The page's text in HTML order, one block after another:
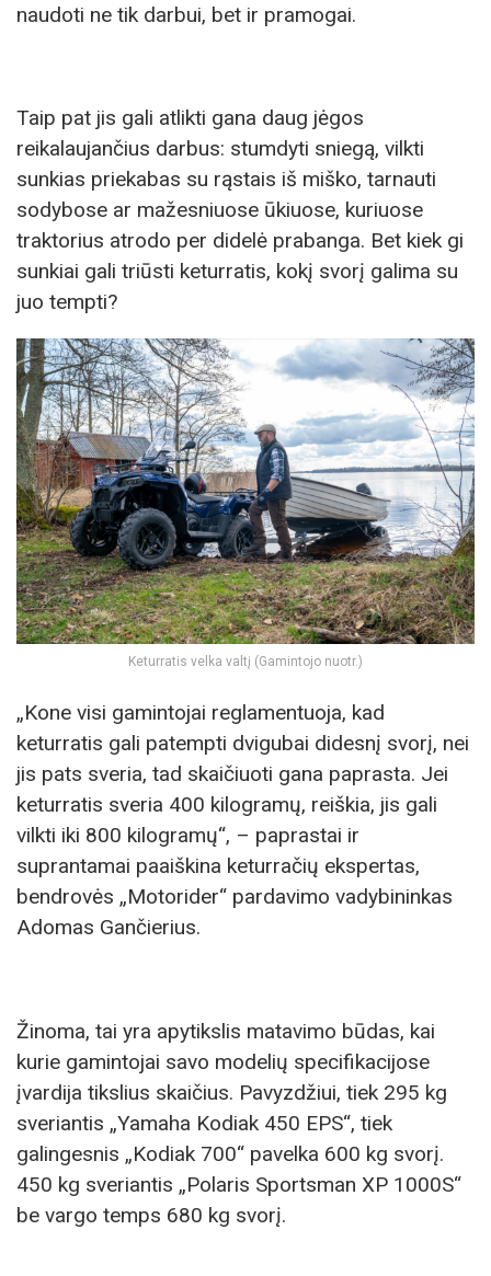
naudoti ne tik darbui, bet ir pramogai.
Taip pat jis gali atlikti gana daug jėgos
reikalaujančius darbus: stumdyti sniegą, vilkti
sunkias priekabas su rąstais iš miško, tarnauti
sodybose ar mažesniuose ūkiuose, kuriuose
traktorius atrodo per didelė prabanga. Bet kiek gi
sunkiai gali triūsti keturratis, kokį svorį galima su
juo tempti?
Keturratis velka valtį (Gamintojo nuotr.)
„Kone visi gamintojai reglamentuoja, kad
keturratis gali patempti dvigubai didesnį svorį, nei
jis pats sveria, tad skaičiuoti gana paprasta. Jei
keturratis sveria 400 kilogramų, reiškia, jis gali
vilkti iki 800 kilogramų“, – paprastai ir
suprantamai paaiškina keturračių ekspertas,
bendrovės „Motorider“ pardavimo vadybininkas
Adomas Gančierius.
Žinoma, tai yra apytikslis matavimo būdas, kai
kurie gamintojai savo modelių specifikacijose
įvardija tikslius skaičius. Pavyzdžiui, tiek 295 kg
sveriantis „Yamaha Kodiak 450 EPS“, tiek
galingesnis „Kodiak 700“ pavelka 600 kg svorį.
450 kg sveriantis „Polaris Sportsman XP 1000S“
be vargo temps 680 kg svorį.